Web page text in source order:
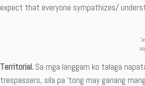
expect that everyone sympathizes/
Territorial. Sa mga langgam ko talaga
trespassers, sila pa ’tong may ganang